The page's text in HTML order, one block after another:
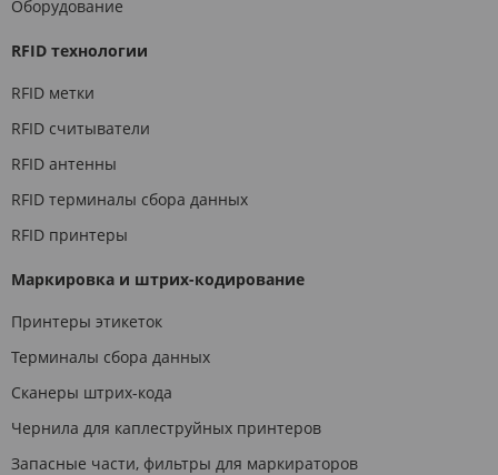
Оборудование
RFID технологии
RFID метки
RFID считыватели
RFID антенны
RFID терминалы сбора данных
RFID принтеры
Маркировка и штрих-кодирование
Принтеры этикеток
Терминалы сбора данных
Сканеры штрих-кода
Чернила для каплеструйных принтеров
Запасные части, фильтры для маркираторов